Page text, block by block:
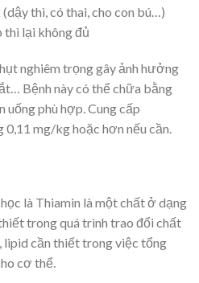
thì, có thai, cho con bú…)
lại không đủ
nghiêm trọng gây ảnh hưởng
Bệnh này có thể chữa bằng
uống phù hợp. Cung cấp
mg/kg hoặc hơn nếu cần.
là Thiamin là một chất ở dạng
trong quá trình trao đổi chất
lipid cần thiết trong việc tổng
cơ thể.